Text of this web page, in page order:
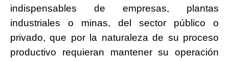
indispensables de empresas, plantas
industriales o minas, del sector público o
privado, que por la naturaleza de su proceso
productivo requieran mantener su operación